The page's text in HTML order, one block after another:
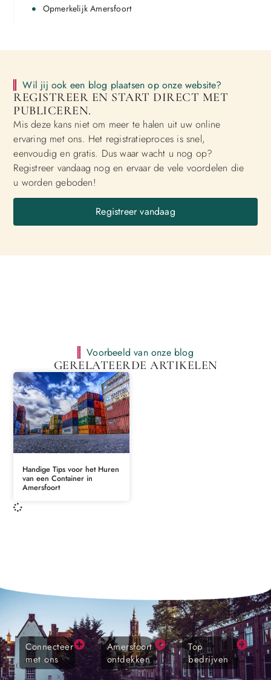
Opmerkelijk Amersfoort
Wil jij ook een blog plaatsen op onze website?
REGISTREER EN START DIRECT MET
PUBLICEREN.
Mis deze kans niet om meer te halen uit uw online
ervaring met ons. Het registratieproces is snel,
eenvoudig en gratis. Dus waar wacht u nog op?
Registreer vandaag nog en ervaar de vele voordelen die
u worden geboden!
Registreer vandaag
Voorbeeld van onze blog
GERELATEERDE ARTIKELEN
Handige Tips voor het Huren
van een Container in
Amersfoort
Connecteer
met ons
Amersfoort
ontdekken
Top
bedrijven